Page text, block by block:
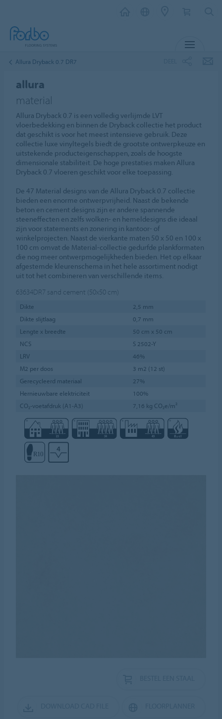
Allura Dryback 0.7 DR7
allura
material
Allura Dryback 0.7 is een volledig verlijmde LVT
vloerbedekking en binnen de Dryback collectie het product
dat geschikt is voor het meest intensieve gebruik. Deze
collectie luxe vinyltegels biedt de grootste ontwerpkeuze en
uitstekende producteigenschappen, zoals de hoogste
dimensionale stabiliteit. De hoge prestaties maken Allura
Dryback 0.7 vloeren geschikt voor elke toepassing.
De 47 Material designs van de Allura Dryback 0.7 collectie
bieden een enorme ontwerpvrijheid. Naast de bekende
beton en cement designs zijn er andere spannende
steeneffecten en zelfs wolken- en hemeldesigns die ideaal
zijn voor statements en zonering in kantoor- of
winkelprojecten. Naast de vierkante maten 50 x 50 en 100 x
100 cm omvat de Material-collectie gedurfde plankformaten
die nog meer ontwerpmogelijkheden bieden. Het op elkaar
afgestemde kleurenschema in het hele assortiment nodigt
uit tot het combineren van verschillende items.
63634DR7 sand cement (50x50 cm)
Dikte
2,5 mm
Dikte slijtlaag
0,7 mm
Lengte x breedte
50 cm x 50 cm
NCS
S 2502-Y
LRV
46%
M2 per doos
3 m2 (12 st)
Gerecycleerd materiaal
27%
Hernieuwbare elektriciteit
100%
CO₂-voetafdruk (A1-A3)
7,16 kg CO₂e/m²